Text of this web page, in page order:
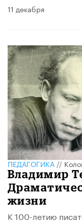
11 декабря
ПЕДАГОГИКА//
Владимир
жизни
К 100-летию